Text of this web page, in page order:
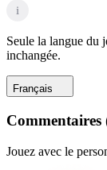
i
Seule la langue du
inchangée.
Français
Commentaires
Jouez avec le